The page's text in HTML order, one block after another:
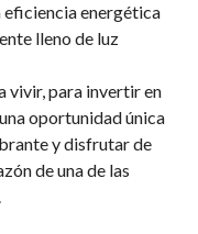
eficiencia energética
lleno de luz
vivir, para invertir en
oportunidad única
y disfrutar de
de una de las